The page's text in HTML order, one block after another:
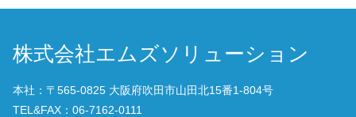
株式会社エムズソリューション
本社：〒565-0825 大阪府吹田市山田北15番1-804号
TEL&FAX：06-7162-0111